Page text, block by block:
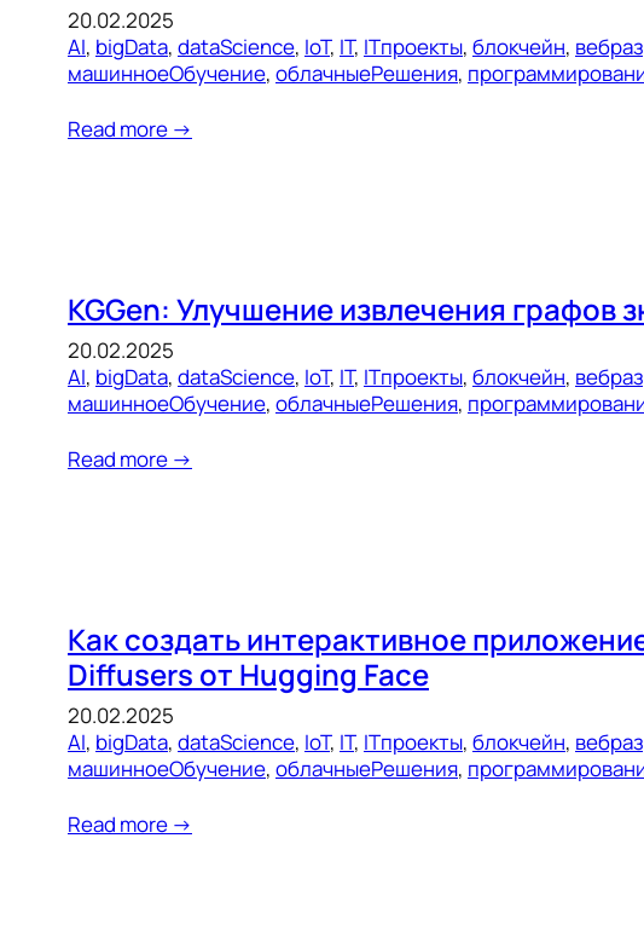
20.02.2025
AI, bigData, dataScience, IoT, IT, ITпроекты, блокчейн,
машинноеОбучение, облачныеРешения,
Read more →
KGGen: Улучшение извлечения
20.02.2025
AI, bigData, dataScience, IoT, IT, ITпроекты, блокчейн,
машинноеОбучение, облачныеРешения,
Read more →
Как создать интерактивное
Diffusers от Hugging Face
20.02.2025
AI, bigData, dataScience, IoT, IT, ITпроекты, блокчейн,
машинноеОбучение, облачныеРешения,
Read more →